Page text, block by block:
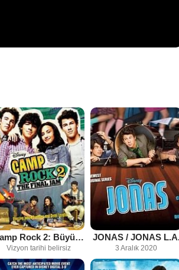
Camp Rock 2: Büyük Final
Vizyon tarihi belirsiz
JONAS / JONAS
3 Aralık 2020